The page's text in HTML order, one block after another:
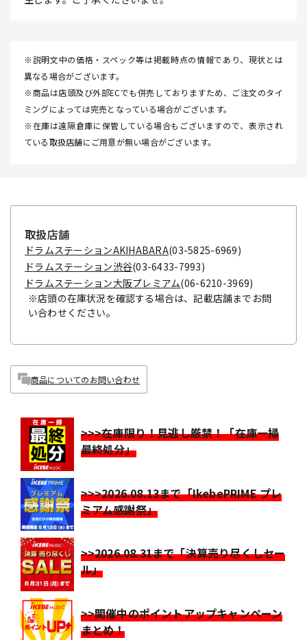
※説明文中の価格・スペック等は掲載時点の情報であり、現状とは
異なる場合がございます。
※商品は店頭及び外部ECでも併売しておりますため、ご注文のタイ
ミングによっては完売となっている場合がございます。
※在庫は遠隔倉庫に保管している場合もございますので、表示され
ている取扱店舗にご用意が無い場合がございます。
取扱店舗
ドラムステーションAKIHABARA(03-5825-6969)
ドラムステーション渋谷(03-6433-7993)
ドラムステーション大阪プレミアム(06-6210-3969)
※店頭の在庫状況を確認する場合は、記載店舗までお問
い合わせください。
商品についてのお問い合わせ
>>>在庫限り！見逃し厳禁！「在庫一掃
最終処分」
>>>2026.08.13まで「IkebePRIME プレ
ミアム感謝祭」
>>2026.08.31まで「決算売り尽くしセー
ル」
>>開催中のポイントアップキャンペーン
まとめ！